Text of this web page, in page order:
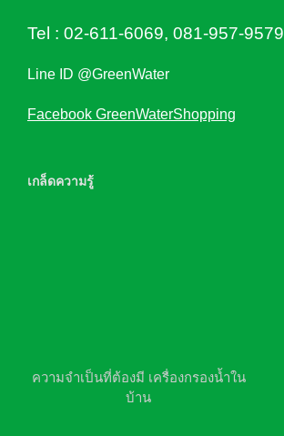
Tel : 02-611-6069, 081-957-9579
Line ID @GreenWater
Facebook GreenWaterShopping
เกล็ดความรู้
ความจำเป็นที่ต้องมี เครื่องกรองน้ำใน
บ้าน